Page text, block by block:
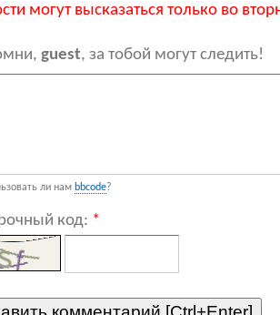
могут высказаться только во
guest, за тобой могут следить!
ли нам bbcode?
код: *